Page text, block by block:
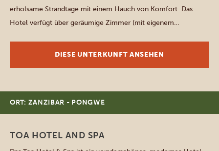
erholsame Strandtage mit einem Hauch von Komfort. Das
Hotel verfügt über geräumige Zimmer (mit eigenem
Schreibtisch und Safe ausgestattet sind. Draußen erwartet Sie
DIESE UNTERKUNFT ANSEHEN
ORT: ZANZIBAR - PONGWE
TOA HOTEL AND SPA